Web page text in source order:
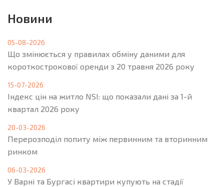
Новини
05-08-2026
Що змінюється у правилах обміну даними для
короткострокової оренди з 20 травня 2026 року
15-07-2026
Індекс цін на житло NSI: що показали дані за 1-й
квартал 2026 року
20-03-2026
Перерозподіл попиту між первинним та вторинним
ринком
06-03-2026
У Варні та Бургасі квартири купують на стадії